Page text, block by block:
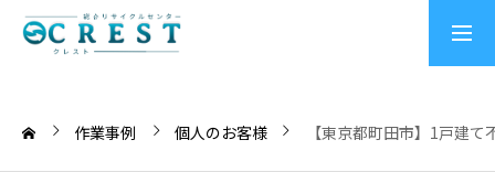
作業事例 個人のお客様 【東京都町田市】1戸建て